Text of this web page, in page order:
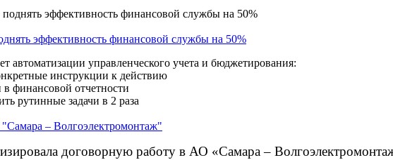
эффективность финансовой службы на 50%
управленческого учета и бюджетирования:
инструкции к действию
финансовой отчетности
рутинные задачи в 2 раза
– Волгоэлектромонтаж"
договорную работу в АО «Самара –